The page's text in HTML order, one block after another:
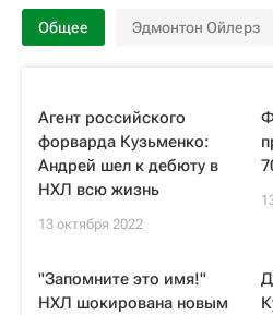
Общее Эдмонтон Ойлерз
Агент российского
форварда Кузьменко:
Андрей шел к дебюту в
НХЛ всю жизнь
13 октября 2022
"Запомните это имя!"
НХЛ шокирована новым